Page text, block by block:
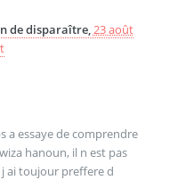
de disparaître,23 août
a essaye de comprendre
hanoun, il n est pas
ai toujour preffere d